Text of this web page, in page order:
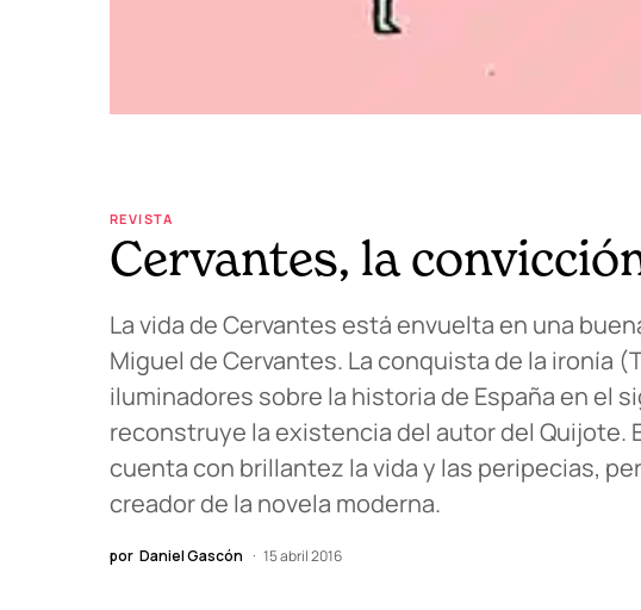
REVISTA
Cervantes, la
La vida de Cervantes está envuelta en una
Miguel de Cervantes. La conquista de la ironía
iluminadores sobre la historia de España en el
reconstruye la existencia del autor del Quijote.
cuenta con brillantez la vida y las peripecias,
creador de la novela moderna.
por Daniel Gascón 15 abril 2016